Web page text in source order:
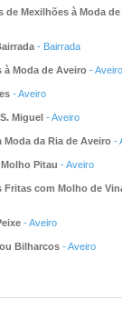
de Mexilhões à Moda
- Bairrada
à Moda de Aveiro - Aveiro
- Aveiro
Miguel - Aveiro
Moda da Ria de Aveiro -
Pitau - Aveiro
Fritas com Molho de
- Aveiro
Bilharcos - Aveiro